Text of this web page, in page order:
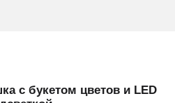
с букетом цветов и LED